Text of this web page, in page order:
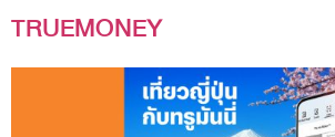
TRUEMONEY